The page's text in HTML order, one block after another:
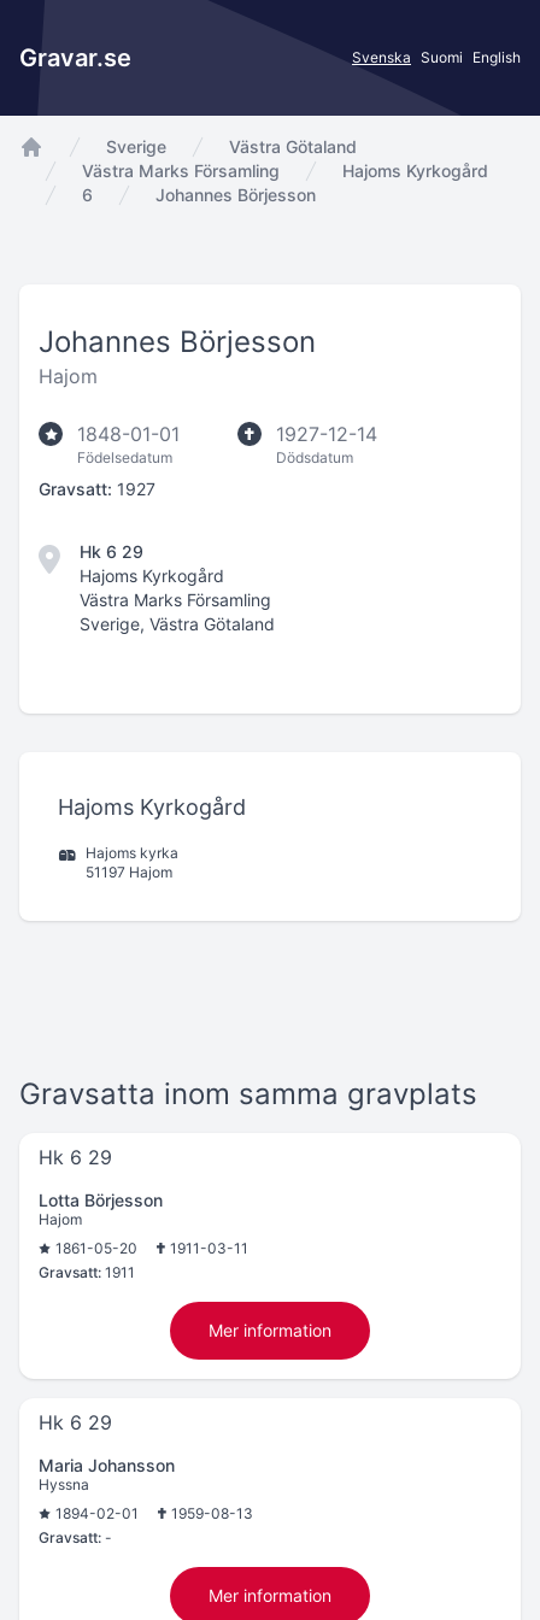
Gravar.se Svenska Suomi English
app.Start
Sverige
Västra Götaland
Västra Marks Församling
Hajoms Kyrkogård
6
Johannes Börjesson
Johannes Börjesson
Hajom
1848-01-01
Födelsedatum
1927-12-14
Dödsdatum
Gravsatt: 1927
Hk 6 29
Hajoms Kyrkogård
Västra Marks Församling
Sverige, Västra Götaland
Hajoms Kyrkogård
Hajoms kyrka
51197 Hajom
Gravsatta inom samma gravplats
Hk 6 29
Lotta Börjesson
Hajom
1861-05-20
1911-03-11
Gravsatt: 1911
Mer information
Hk 6 29
Maria Johansson
Hyssna
1894-02-01
1959-08-13
Gravsatt: -
Mer information